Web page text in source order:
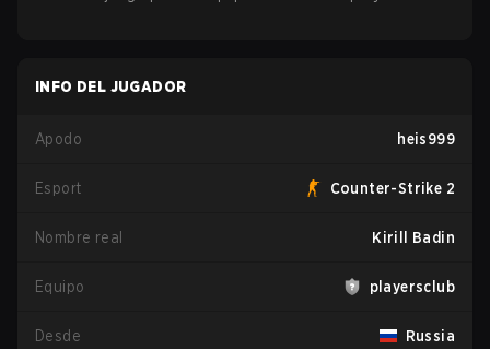
INFO DEL JUGADOR
Apodo heis999
Esport Counter-Strike 2
Nombre real Kirill Badin
Equipo playersclub
Desde Russia